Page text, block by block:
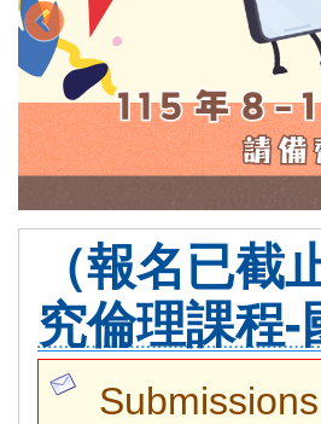
（報名已
究倫理課程
警告訊息